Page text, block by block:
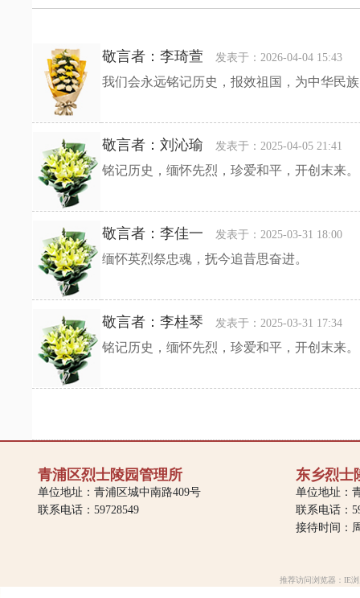
青浦区烈士陵园管理所
单位地址：青浦区城中南路409号
联系电话：59728549
东乡烈士
单位地址：
联系电话：
接待时间：
推荐访问浏览器：IE